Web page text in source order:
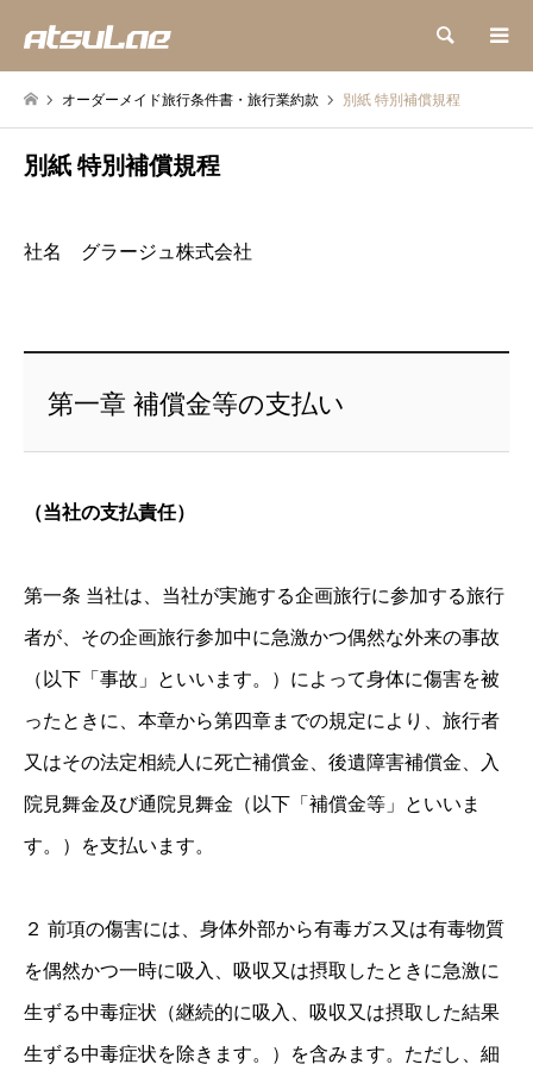
検索
オーダーメイド旅行条件書・旅行業約款 別紙 特別補償規程
別紙 特別補償規程
社名 グラージュ株式会社
第一章 補償金等の支払い
（当社の支払責任）
第一条 当社は、当社が実施する企画旅行に参加する旅行
者が、その企画旅行参加中に急激かつ偶然な外来の事故
（以下「事故」といいます。）によって身体に傷害を被
ったときに、本章から第四章までの規定により、旅行者
又はその法定相続人に死亡補償金、後遺障害補償金、入
院見舞金及び通院見舞金（以下「補償金等」といいま
す。）を支払います。
２ 前項の傷害には、身体外部から有毒ガス又は有毒物質
を偶然かつ一時に吸入、吸収又は摂取したときに急激に
生ずる中毒症状（継続的に吸入、吸収又は摂取した結果
生ずる中毒症状を除きます。）を含みます。ただし、細